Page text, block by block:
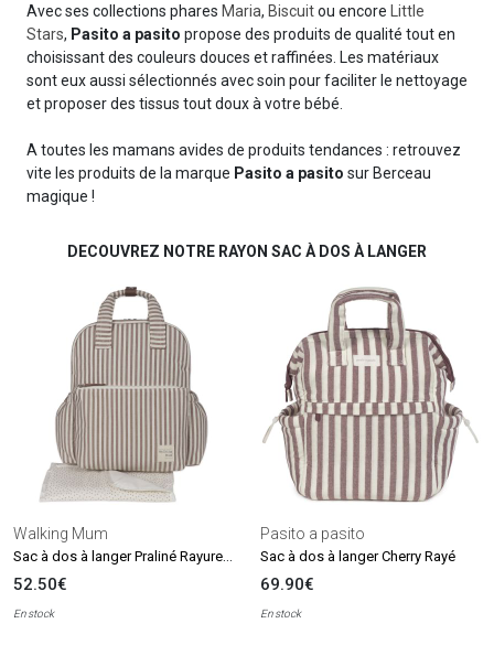
Avec ses collections phares Maria, Biscuitou encore
Little
Stars, Pasito a pasito propose des produits de qualité tout en
choisissant des couleurs douces et raffinées. Les matériaux
sont eux aussi sélectionnés avec soin pour faciliter le nettoyage
et proposer des tissus tout doux à votre bébé.
A toutes les mamans avides de produits tendances : retrouvez
vite les produits de la marque Pasito a pasito sur Berceau
magique !
DECOUVREZ NOTRE RAYON SAC À DOS À LANGER
Walking Mum
52.50€
En stock
Pasito a pasito
Sac à dos à langer Cherry Rayé
69.90€
En stock